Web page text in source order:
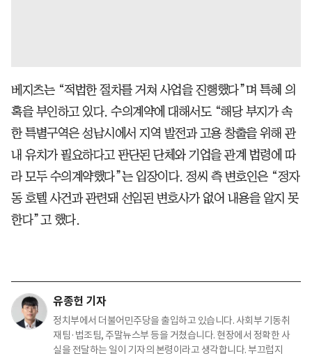
베지츠는 “적법한 절차를 거쳐 사업을 진행했다”며 특혜 의
혹을 부인하고 있다. 수의계약에 대해서도 “해당 부지가 속
한 특별구역은 성남시에서 지역 발전과 고용 창출을 위해 관
내 유치가 필요하다고 판단된 단체와 기업을 관계 법령에 따
라 모두 수의계약했다”는 입장이다. 정씨 측 변호인은 “정자
동 호텔 사건과 관련돼 선임된 변호사가 없어 내용을 알지 못
한다”고 했다.
유종헌 기자
정치부에서 더불어민주당을 출입하고 있습니다. 사회부 기동취
재팀·법조팀, 주말뉴스부 등을 거쳤습니다. 현장에서 정확한 사
실을 전달하는 일이 기자의 본령이라고 생각합니다. 부끄럽지